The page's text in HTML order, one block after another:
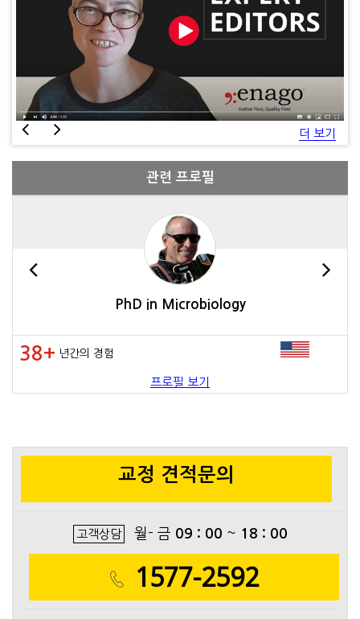
더 보기
관련 프로필
PhD in Microbiology
38+ 년간의 경험
프로필 보기
교정 견적문의
고객상담 월- 금 09 : 00 ~ 18 : 00
1577-2592